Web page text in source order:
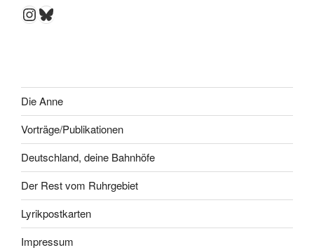
Instagram
Bluesky
Die Anne
Vorträge/Publikationen
Deutschland, deine Bahnhöfe
Der Rest vom Ruhrgebiet
Lyrikpostkarten
Impressum